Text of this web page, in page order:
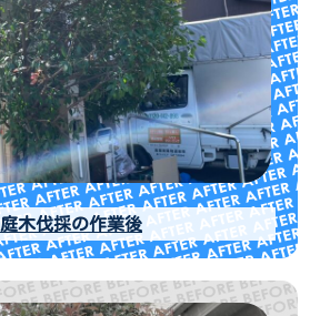
庭木伐採の作業後